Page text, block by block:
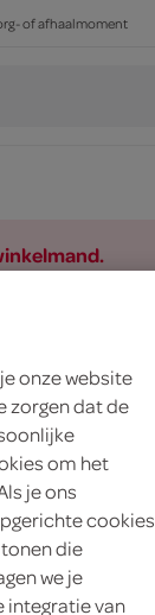
of afhaalmoment
onze website
zorgen dat de
om het
je ons
cookies
die
we je
integratie van